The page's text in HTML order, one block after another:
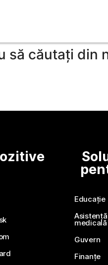
articolul pe
să căutați din
Educație
Asistență
medicală
Guvern
Finanțe